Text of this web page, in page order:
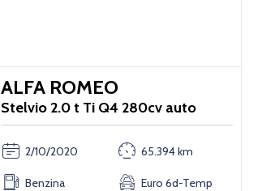
ALFA ROMEO
Stelvio 2.0 t Ti Q4 280cv auto
2/10/2020 65.394 km
Benzina Euro 6d-Temp